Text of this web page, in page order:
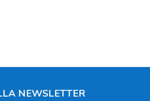
NEWSLETTER